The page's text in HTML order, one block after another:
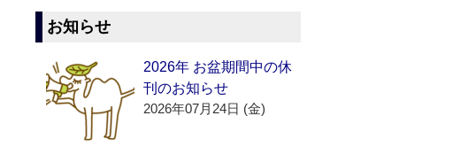
お知らせ
2026年 お盆期間中の休
刊のお知らせ
2026年07月24日 (金)